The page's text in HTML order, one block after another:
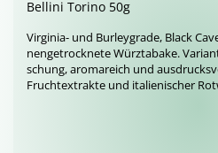
Bel­li­ni To­ri­no 50g
Virginia-​ und Bur­ley­gra­de, Black
nen­ge­trock­ne­te Würz­ta­ba­ke.
schung, aro­ma­reich und
Frucht­ex­trak­te und ita­lie­ni­scher